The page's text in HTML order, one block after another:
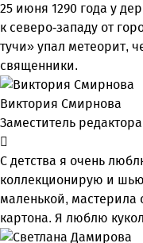
25 июня 1290 года у
к северо-западу от
тучи» упал метеорит,
священники.
Виктория Смирнова
Заместитель редактора
С детства я очень
коллекционирую и
маленькой, мастерила
картона. Я люблю